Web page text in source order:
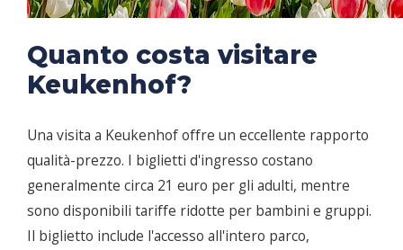
Quanto costa visitare
Keukenhof?
Una visita a Keukenhof offre un eccellente rapporto
qualità-prezzo. I biglietti d'ingresso costano
generalmente circa 21 euro per gli adulti, mentre
sono disponibili tariffe ridotte per bambini e gruppi.
Il biglietto include l'accesso all'intero parco,